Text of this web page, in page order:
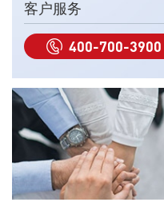
客户服务
400-700-3900